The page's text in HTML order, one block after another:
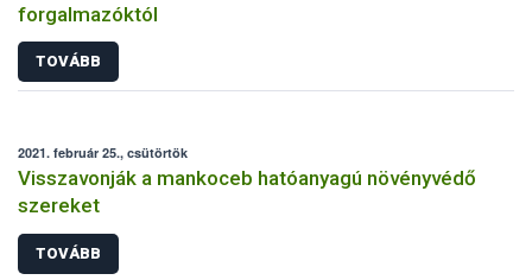
forgalmazóktól
TOVÁBB
2021. február 25., csütörtök
Visszavonják a mankoceb hatóanyagú növényvédő
szereket
TOVÁBB